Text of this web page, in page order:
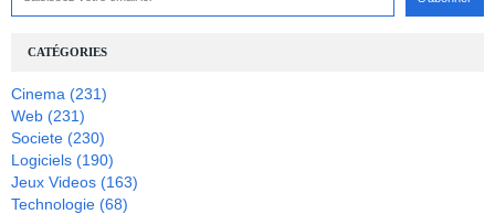
CATÉGORIES
Cinema (231)
Web (231)
Societe (230)
Logiciels (190)
Jeux Videos (163)
Technologie (68)